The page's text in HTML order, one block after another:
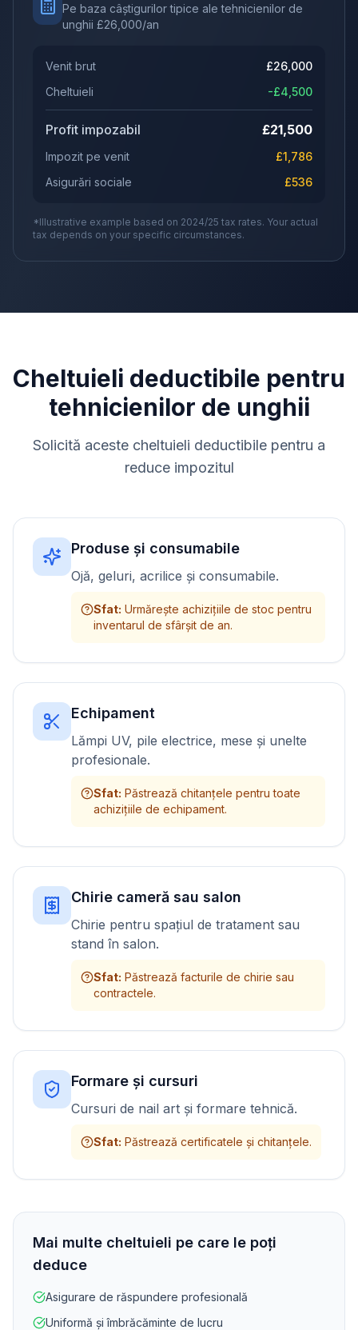
Pe baza câștigurilor tipice ale tehnicienilor de
unghii £26,000/an
Venit brut £26,000
Cheltuieli
-£4,500
Profit impozabil £21,500
Impozit pe venit £1,786
Asigurări sociale
£536
*Illustrative example based on 2024/25 tax rates. Your actual
tax depends on your specific circumstances.
Cheltuieli deductibile pentru
tehnicienilor de unghii
Solicită aceste cheltuieli deductibile pentru a
reduce impozitul
Produse și consumabile
Ojă, geluri, acrilice și consumabile.
Sfat: Urmărește achizițiile de stoc pentru
inventarul de sfârșit de an.
Echipament
Lămpi UV, pile electrice, mese și unelte
profesionale.
Sfat: Păstrează chitanțele pentru toate
achizițiile de echipament.
Chirie cameră sau salon
Chirie pentru spațiul de tratament sau
stand în salon.
Sfat: Păstrează facturile de chirie sau
contractele.
Formare și cursuri
Cursuri de nail art și formare tehnică.
Sfat: Păstrează certificatele și chitanțele.
Mai multe cheltuieli pe care le poți
deduce
Asigurare de răspundere profesională
Uniformă și îmbrăcăminte de lucru